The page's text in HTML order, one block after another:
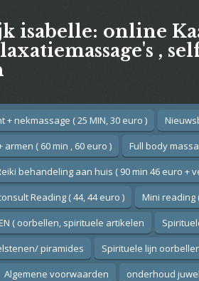
isabelle: online
,
+ nekmassage ( 25 MIN, 30 euro )
armen ( 60 min , 60 euro )
Full body
behandeling aan huis ( 90 min 46 euro +
Reading ( 44, 44 euro ) Mini reading
( oorbellen, spirituele artikelen
piramides Spirituele lijn
Algemene voorwaarden onderhoud